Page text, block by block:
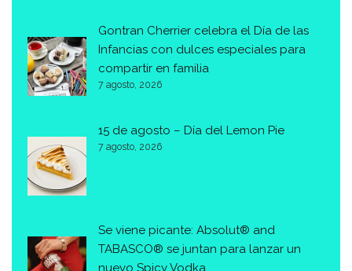
Gontran Cherrier celebra el Día de las
Infancias con dulces especiales para
compartir en familia
7 agosto, 2026
15 de agosto – Día del Lemon Pie
7 agosto, 2026
Se viene picante: Absolut® and
TABASCO® se juntan para lanzar un